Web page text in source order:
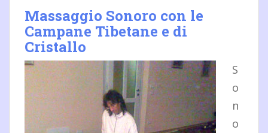
Massaggio Sonoro con le
Campane Tibetane e di
Cristallo
S
o
n
o